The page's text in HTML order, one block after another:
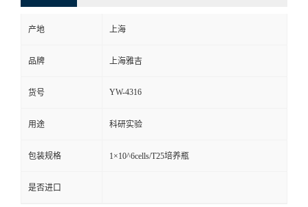
产地 上海
品牌 上海雅吉
货号 YW-4316
用途 科研实验
包装规格 1×10^6cells/T25培养瓶
是否进口